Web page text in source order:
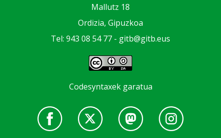
Mallutz 18
Ordizia, Gipuzkoa
Tel: 943 08 54 77 - gitb@gitb.eus
Codesyntaxek garatua